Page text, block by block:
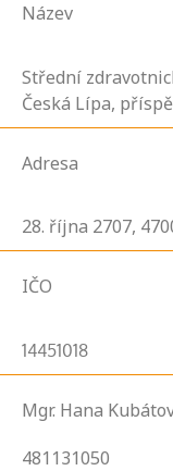
Název
Střední
Česká Lípa,
Adresa
28. října 2707,
IČO
14451018
Mgr. Hana
481131050